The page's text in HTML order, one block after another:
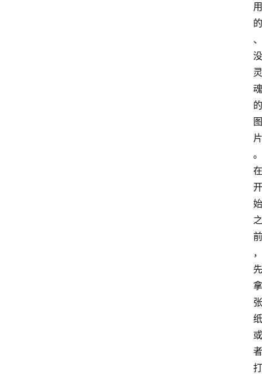
用
的
、
没
灵
魂
的
图
片
。
在
开
始
之
前
，
先
拿
张
纸
或
者
打